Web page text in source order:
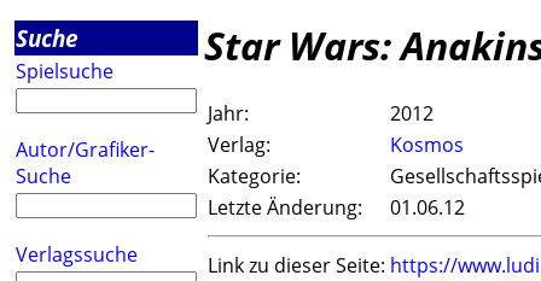
Suche
Spielsuche
Autor/Grafiker-
Suche
Verlagssuche
Star Wars:
Jahr:
2012
Verlag:
Kosmos
Kategorie:
Letzte Änderung:
01.06.12
Link zu dieser Seite: https://